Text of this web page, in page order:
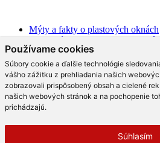
Používame cookies
Súbory cookie a ďalšie technológie
vášho zážitku z prehliadania našich
zobrazovali prispôsobený obsah a cielené
našich webových stránok a na pochopenie
prichádzajú.
Súhlasím
Mýty a fakty o plastových oknách
Moderné schodisko: Spoznajte
interiéri
Ako najlepšie opticky zväčšiť
Na čo slúži hliníková pergola a
Ako efektne a prakticky predeliť
Aké trendy prináša moderná
Čo radia dizajnéri o skle v interiéri?
Moderné sklenené riešenia, ktoré
Čo by nemalo v modernom